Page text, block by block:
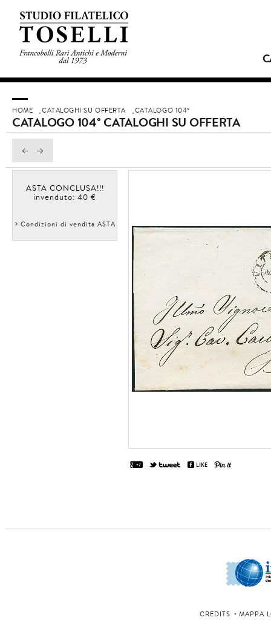
HOME CATALOGHI SU OFFERTA CATALOGO 104°
CATALOGO 104° CATALOGHI SU OFFERTA
ASTA CONCLUSA!!!
invenduto: 40 €
Condizioni di vendita ASTA
CREDITS MAPPA